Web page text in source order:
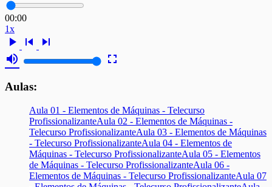
00:00
1x
play_arrow skip_previous
skip_next
volume_up
fullscreen
Aulas:
Aula 01 - Elementos de Máquinas - Telecurso
ProfissionalizanteAula 02 - Elementos de Máquinas -
Telecurso ProfissionalizanteAula 03 - Elementos de Máquinas
- Telecurso ProfissionalizanteAula 04 - Elementos de
Máquinas - Telecurso ProfissionalizanteAula 05 - Elementos
de Máquinas - Telecurso ProfissionalizanteAula 06 -
Elementos de Máquinas - Telecurso ProfissionalizanteAula 07